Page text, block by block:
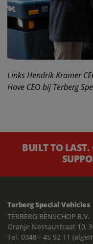
Links Hendrik Kramer
Hove CEO bij Terberg
BUILT TO LAST.
Terberg Special Vehicles
TERBERG BENSCHOP B.V.
Oranje Nassaustraat 10,
Tel. 0348 - 45 92 11